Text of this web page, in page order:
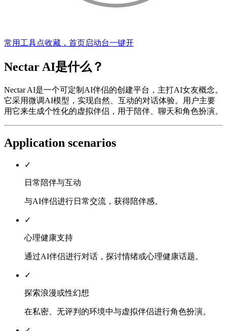
常用工具点收藏，首页启动台一键开
Nectar AI是什么？
Nectar AI是一个可定制AI伴侣的创建平台，主打AI女友概念。
它采用微调AI模型，实现自然、互动的对话体验。用户主要
用它来生成个性化的虚拟伴侣，用于陪伴、聊天和角色扮演。
Application scenarios
✓
日常陪伴与互动
与AI伴侣进行日常交流，获得陪伴感。
✓
心理健康支持
通过AI伴侣进行对话，探讨情绪或心理健康话题。
✓
探索浪漫或性幻想
在私密、无评判的环境中与虚拟伴侣进行角色扮演。